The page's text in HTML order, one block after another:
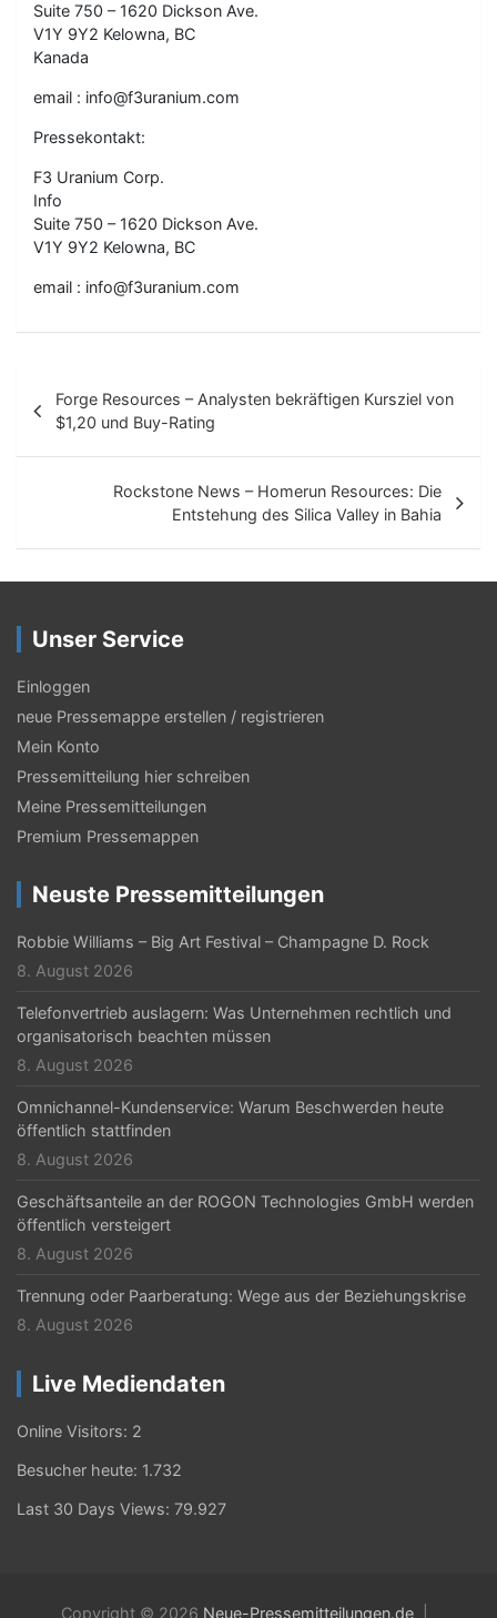
Suite 750 – 1620 Dickson Ave.
V1Y 9Y2 Kelowna, BC
Kanada
email : info@f3uranium.com
Pressekontakt:
F3 Uranium Corp.
Info
Suite 750 – 1620 Dickson Ave.
V1Y 9Y2 Kelowna, BC
email : info@f3uranium.com
e
i
a
s
-
N
a
v
i
g
a
t
i
o
n
Forge Resources – Analysten bekräftigen Kursziel von
$1,20 und Buy-Rating
Rockstone News – Homerun Resources: Die
Entstehung des Silica Valley in Bahia
Unser Service
Einloggen
neue Pressemappe erstellen / registrieren
Mein Konto
Pressemitteilung hier schreiben
Meine Pressemitteilungen
Premium Pressemappen
Neuste Pressemitteilungen
Robbie Williams – Big Art Festival – Champagne D. Rock
8. August 2026
Telefonvertrieb auslagern: Was Unternehmen rechtlich und
organisatorisch beachten müssen
8. August 2026
Omnichannel-Kundenservice: Warum Beschwerden heute
öffentlich stattfinden
8. August 2026
Geschäftsanteile an der ROGON Technologies GmbH werden
öffentlich versteigert
8. August 2026
Trennung oder Paarberatung: Wege aus der Beziehungskrise
8. August 2026
Live Mediendaten
Online Visitors: 2
Besucher heute: 1.732
Last 30 Days Views: 79.927
Copyright © 2026 Neue-Pressemitteilungen.de